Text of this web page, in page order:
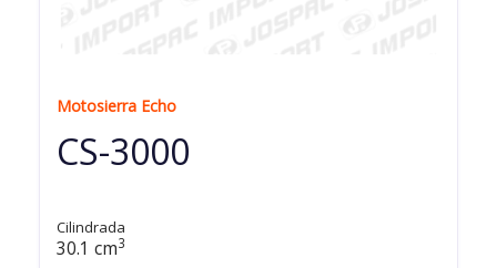
Motosierra Echo
CS-3000
Cilindrada
30.1 cm3